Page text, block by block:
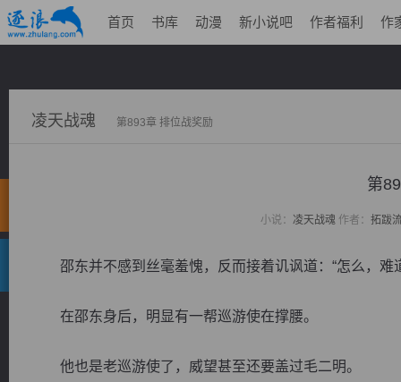
首页 书库 动漫 新小说吧 作者福利 作
凌天战魂 第893章 排位战奖励
第
小说： 凌天战魂作者： 拓跋
邵东并不感到丝毫羞愧，反而接着讥讽道：“怎么，难
在邵东身后，明显有一帮巡游使在撑腰。
他也是老巡游使了，威望甚至还要盖过毛二明。